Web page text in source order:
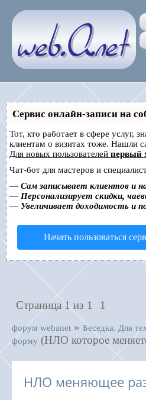
Сервис онлайн-записи на
Тот, кто работает в сфере услуг,
клиентам о визитах тоже. Нашли
Для новых пользователей первый
Чат-бот для мастеров и
— Сам записывает клиентов и
— Персонализирует скидки,
— Увеличивает доходимость и
Начать пользоваться
Страница 1 из 1 1
форум webanet » Беседка. Для
форму (НЛО которое
НЛО меняющее